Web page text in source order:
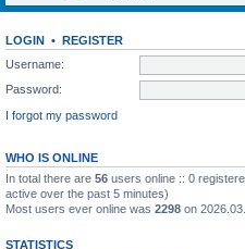
LOGIN • REGISTER
Username:
Password:
I forgot my password
WHO IS ONLINE
In total there are 56 users online :: 0
active over the past 5 minutes)
Most users ever online was 2298 on
STATISTICS